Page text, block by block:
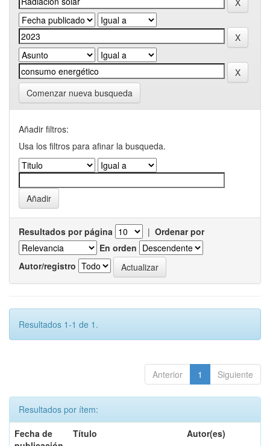
Comenzar nueva busqueda
Añadir filtros:
Usa los filtros para afinar la busqueda.
Resultados por página | Ordenar por
En orden
Autor/registro
Resultados 1-1 de 1.
Anterior 1 Siguiente
Resultados por ítem:
Fecha de
Título Autor(es)